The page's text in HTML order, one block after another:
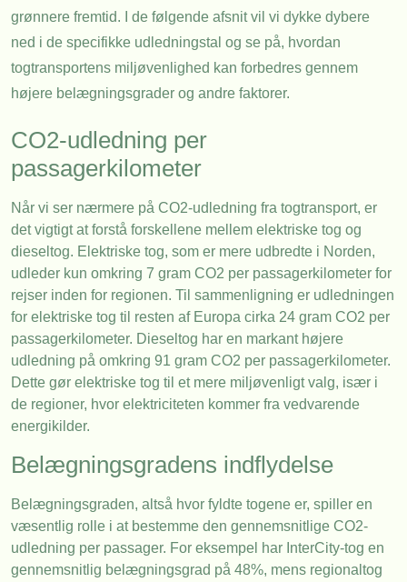
grønnere fremtid. I de følgende afsnit vil vi dykke dybere
ned i de specifikke udledningstal og se på, hvordan
togtransportens miljøvenlighed kan forbedres gennem
højere belægningsgrader og andre faktorer.
CO2-udledning per
passagerkilometer
Når vi ser nærmere på CO2-udledning fra togtransport, er
det vigtigt at forstå forskellene mellem elektriske tog og
dieseltog. Elektriske tog, som er mere udbredte i Norden,
udleder kun omkring 7 gram CO2 per passagerkilometer for
rejser inden for regionen. Til sammenligning er udledningen
for elektriske tog til resten af Europa cirka 24 gram CO2 per
passagerkilometer. Dieseltog har en markant højere
udledning på omkring 91 gram CO2 per passagerkilometer.
Dette gør elektriske tog til et mere miljøvenligt valg, især i
de regioner, hvor elektriciteten kommer fra vedvarende
energikilder.
Belægningsgradens indflydelse
Belægningsgraden, altså hvor fyldte togene er, spiller en
væsentlig rolle i at bestemme den gennemsnitlige CO2-
udledning per passager. For eksempel har InterCity-tog en
gennemsnitlig belægningsgrad på 48%, mens regionaltog